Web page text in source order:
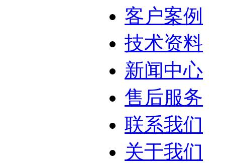
客户案例
技术资料
新闻中心
售后服务
联系我们
关于我们